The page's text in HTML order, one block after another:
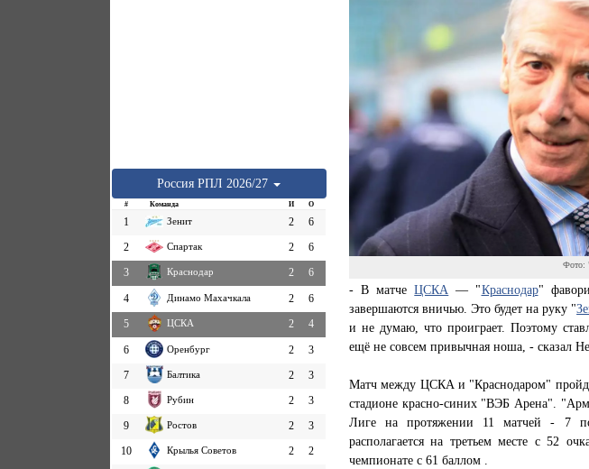
Россия РПЛ 2026/27
# Команда И О
1 Зенит 2
6
2
Спартак 2
6
3
Краснодар 2 6
4 Динамо Махачкала 2
6
5
ЦСКА 2 4
6 Оренбург 2
3
7
Балтика 2
3
8
Рубин 2
3
9
Ростов 2
3
10
Крылья Советов 2
2
Фото:
- В матчеЦСКА — "Краснодар"
завершаются вничью. Это будет на руку "
и не думаю, что проиграет. Поэтому
ещё не совсем привычная ноша, - сказал
Матч между ЦСКА и "Краснодаром"
стадионе красно-синих "ВЭБ Арена".
Лиге на протяжении 11 матчей - 7
располагается на третьем месте с 52
чемпионате с 61 баллом .